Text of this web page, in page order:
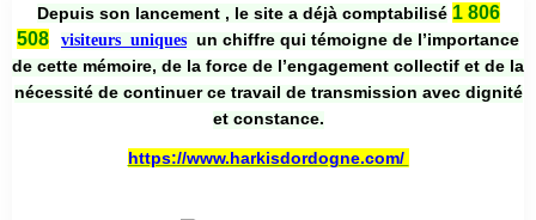
Depuis son lancement , le site a déjà comptabilisé 1 806
508
visiteurs uniques un chiffre qui témoigne de l’importance
de cette mémoire, de la force de l’engagement collectif et de la
nécessité de continuer ce travail de transmission avec dignité
et constance.
https://www.harkisdordogne.com/